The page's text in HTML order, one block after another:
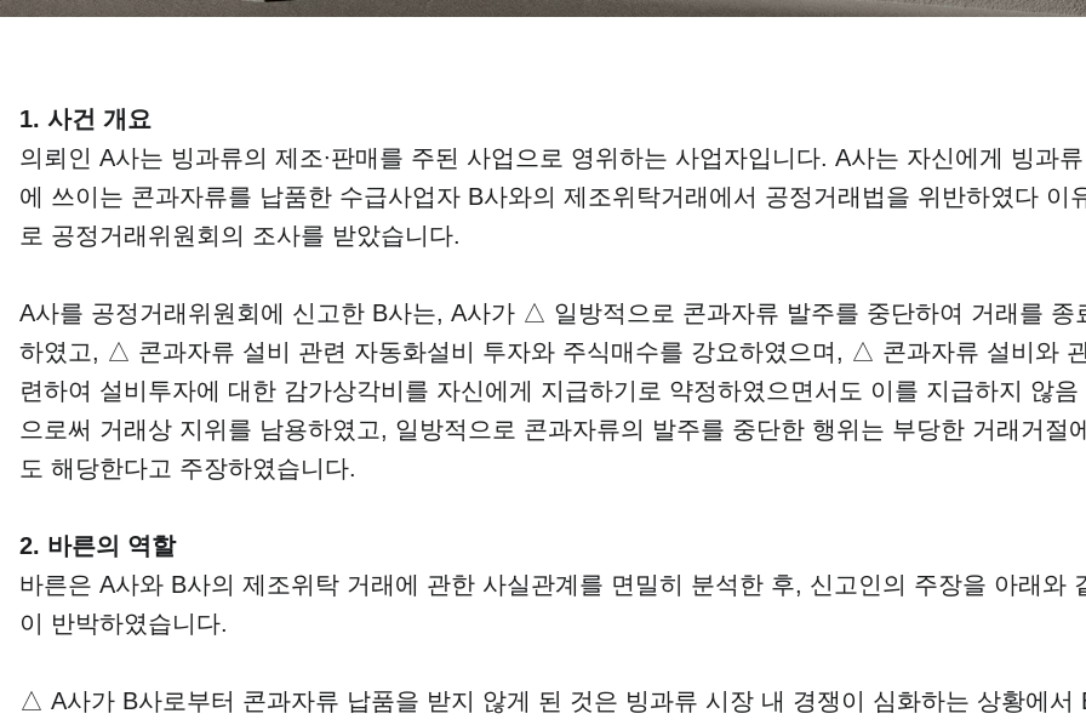
1. 사건 개요
의뢰인 A사는 빙과류의 제조∙판매를 주된 사업으로 영위하는 사업자입니다. A사는 자신에게 빙과류
에 쓰이는 콘과자류를 납품한 수급사업자 B사와의 제조위탁거래에서 공정거래법을 위반하였다 이
로 공정거래위원회의 조사를 받았습니다.
A사를 공정거래위원회에 신고한 B사는, A사가 △ 일방적으로 콘과자류 발주를 중단하여 거래를 종
하였고, △ 콘과자류 설비 관련 자동화설비 투자와 주식매수를 강요하였으며, △ 콘과자류 설비와
련하여 설비투자에 대한 감가상각비를 자신에게 지급하기로 약정하였으면서도 이를 지급하지 않음
으로써 거래상 지위를 남용하였고, 일방적으로 콘과자류의 발주를 중단한 행위는 부당한 거래거절에
도 해당한다고 주장하였습니다.
2. 바른의 역할
바른은 A사와 B사의 제조위탁 거래에 관한 사실관계를 면밀히 분석한 후, 신고인의 주장을 아래와
이 반박하였습니다.
△ A사가 B사로부터 콘과자류 납품을 받지 않게 된 것은 빙과류 시장 내 경쟁이 심화하는 상황에서